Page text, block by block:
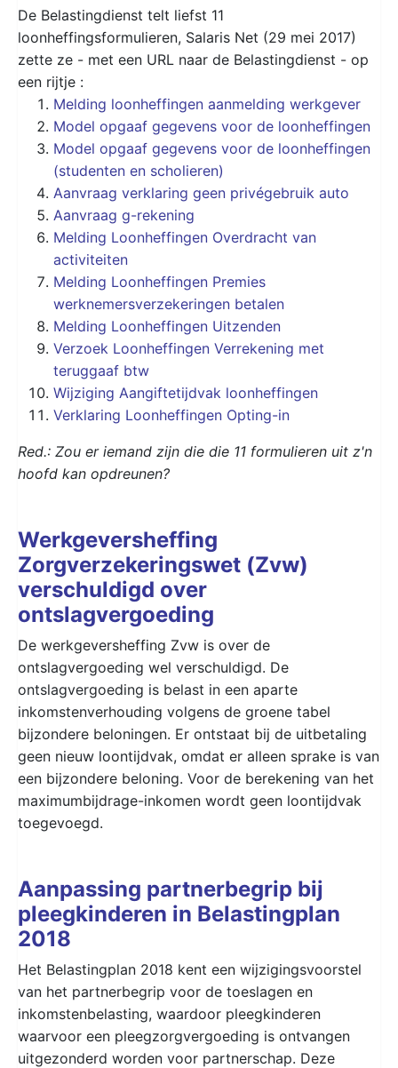
De Belastingdienst telt liefst 11
loonheffingsformulieren, Salaris Net (29 mei 2017)
zette ze - met een URL naar de Belastingdienst - op
een rijtje :
Melding loonheffingen aanmelding werkgever
Model opgaaf gegevens voor de loonheffingen
Model opgaaf gegevens voor de loonheffingen
(studenten en scholieren)
Aanvraag verklaring geen privégebruik auto
Aanvraag g-rekening
Melding Loonheffingen Overdracht van
activiteiten
Melding Loonheffingen Premies
werknemersverzekeringen betalen
Melding Loonheffingen Uitzenden
Verzoek Loonheffingen Verrekening met
teruggaaf btw
Wijziging Aangiftetijdvak loonheffingen
Verklaring Loonheffingen Opting-in
Red.: Zou er iemand zijn die die 11 formulieren uit z'n
hoofd kan opdreunen?
Werkgeversheffing
Zorgverzekeringswet (Zvw)
verschuldigd over
ontslagvergoeding
De werkgeversheffing Zvw is over de
ontslagvergoeding wel verschuldigd. De
ontslagvergoeding is belast in een aparte
inkomstenverhouding volgens de groene tabel
bijzondere beloningen. Er ontstaat bij de uitbetaling
geen nieuw loontijdvak, omdat er alleen sprake is van
een bijzondere beloning. Voor de berekening van het
maximumbijdrage-inkomen wordt geen loontijdvak
toegevoegd.
Aanpassing partnerbegrip bij
pleegkinderen in Belastingplan
2018
Het Belastingplan 2018 kent een wijzigingsvoorstel
van het partnerbegrip voor de toeslagen en
inkomstenbelasting, waardoor pleegkinderen
waarvoor een pleegzorgvergoeding is ontvangen
uitgezonderd worden voor partnerschap. Deze